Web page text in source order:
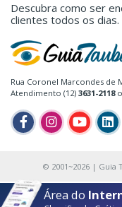
Rua Coronel Marcondes de
Atendimento (12) 3631-2118
Descubra como ser
clientes todos os dias.
© 2001~2026 | Guia
Área do